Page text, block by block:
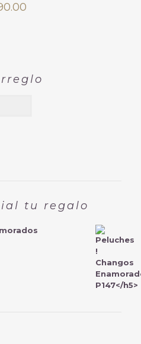
tu regalo